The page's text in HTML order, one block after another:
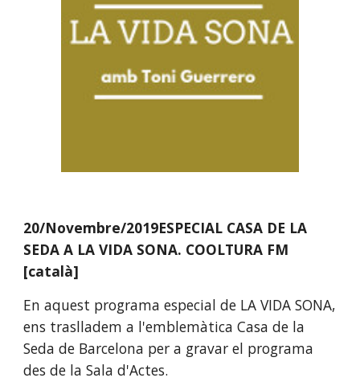
20/Novembre/2019ESPECIAL CASA DE LA
SEDA A LA VIDA SONA. COOLTURA FM
[català]
En aquest programa especial de LA VIDA SONA,
ens traslladem a l'emblemàtica Casa de la
Seda de Barcelona per a gravar el programa
des de la Sala d'Actes.